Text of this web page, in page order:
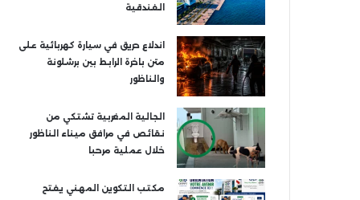
الفندقية
اندلاع حريق في سيارة كهربائية على
متن باخرة الرابط بين برشلونة
والناظور
الجالية المغربية تشتكي من
نقائص في مرافق ميناء الناظور
خلال عملية مرحبا
مكتب التكوين المهني يفتح